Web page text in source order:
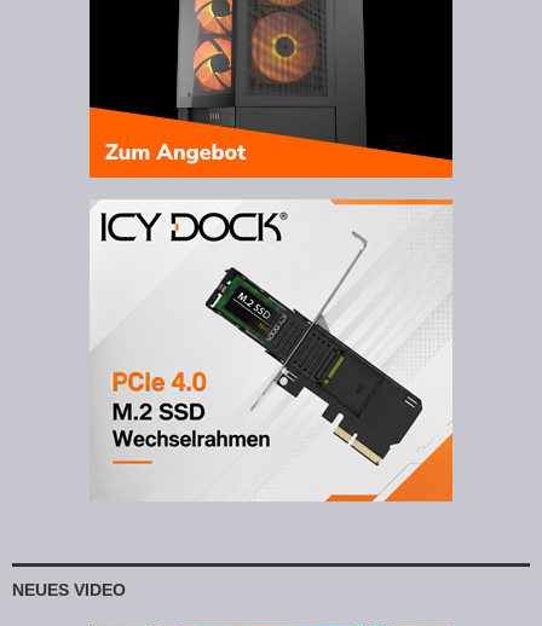
NEUES VIDEO